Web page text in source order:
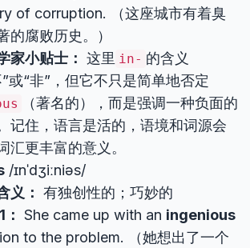
of corruption. （这座城市有着臭
的腐败历史。）
家小贴士： 这里 in- 的含义
”或“非”，但它不只是简单地否定
（著名的），而是强调一种负面的
记住，语言是活的，语境和词源会
汇更丰富的意义。
/ɪnˈdʒiːniəs/
义： 有独创性的；巧妙的
She came up with an ingenious
to the problem. （她想出了一个